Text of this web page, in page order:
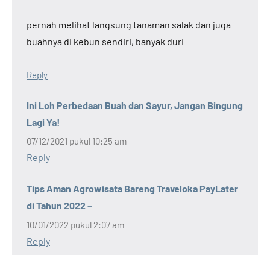
pernah melihat langsung tanaman salak dan juga
buahnya di kebun sendiri, banyak duri
Reply
Ini Loh Perbedaan Buah dan Sayur, Jangan Bingung
Lagi Ya!
07/12/2021 pukul 10:25 am
Reply
Tips Aman Agrowisata Bareng Traveloka PayLater
di Tahun 2022 –
10/01/2022 pukul 2:07 am
Reply